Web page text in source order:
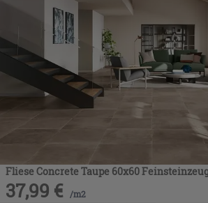
Fliese Concrete Taupe 60x60
37,99 € /m2